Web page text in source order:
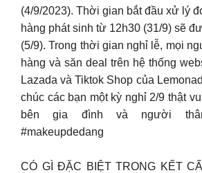
(4/9/2023). Thời gian bắt đầu xử lý
hàng phát sinh từ 12h30 (31/9) sẽ
(5/9). Trong thời gian nghỉ lễ, mọi
hàng và săn deal trên hệ thống
Lazada và Tiktok Shop của
chúc các bạn một kỳ nghỉ 2/9 thật
bên gia đình và người thân
#makeupdedang
CÓ GÌ ĐẶC BIỆT TRONG KẾT